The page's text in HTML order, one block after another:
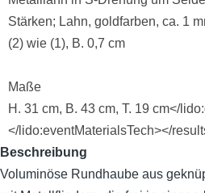
Stärken; Lahn, goldfarben, ca. 1
(2) wie (1), B. 0,7 cm
Maße
H. 31 cm, B. 43 cm, T. 19 cm</
</lido:eventMaterialsTech></
Beschreibung
Voluminöse Rundhaube aus